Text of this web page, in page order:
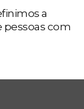
a
pessoas com